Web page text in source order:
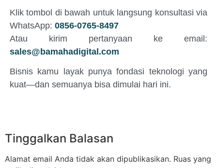
Klik tombol di bawah untuk langsung konsultasi via
WhatsApp: 0856-0765-8497
Atau kirim pertanyaan ke email:
sales@bamahadigital.com
Bisnis kamu layak punya fondasi teknologi yang
kuat—dan semuanya bisa dimulai hari ini.
Tinggalkan Balasan
Alamat email Anda tidak akan dipublikasikan. Ruas yang